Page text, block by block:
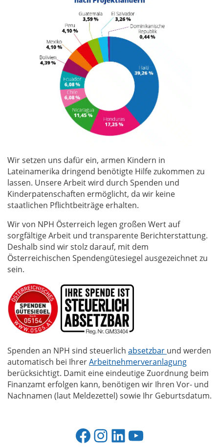
Wir setzen uns dafür ein, armen Kindern in
Lateinamerika dringend benötigte Hilfe zukommen zu
lassen. Unsere Arbeit wird durch Spenden und
Kinderpatenschaften ermöglicht, da wir keine
staatlichen Pflichtbeiträge erhalten.
Wir von NPH Österreich legen großen Wert auf
sorgfältige Arbeit und transparente Berichterstattung.
Deshalb sind wir stolz darauf, mit dem
Österreichischen Spendengütesiegel ausgezeichnet zu
sein.
Spenden an NPH sind steuerlich absetzbar und werden
automatisch bei IhrerArbeitnehmerveranlagung
berücksichtigt. Damit eine eindeutige Zuordnung beim
Finanzamt erfolgen kann, benötigen wir Ihren Vor- und
Nachnamen (laut Meldezettel) sowie Ihr Geburtsdatum.
Facebook
Instagram
LinkedIn
YouTube